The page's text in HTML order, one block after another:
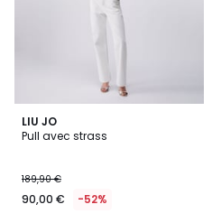
LIU JO
Pull avec strass
189,90 €
90,00 € -52%